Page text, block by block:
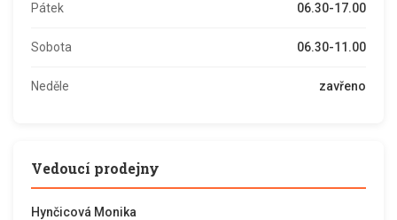
Pátek 06.30-17.00
Sobota 06.30-11.00
Neděle zavřeno
Vedoucí prodejny
Hynčicová Monika